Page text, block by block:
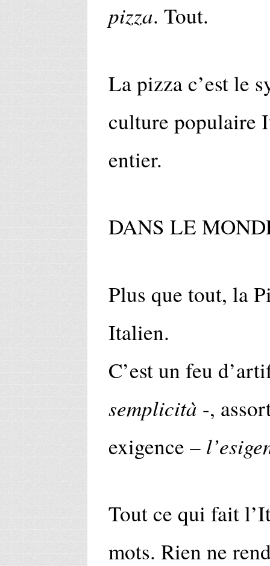
pizza. Tout.
La pizza c’est le
culture populaire
entier.
DANS LE
Plus que tout, la
Italien.
C’est un feu
semplicità -,
exigence –
Tout ce qui fait
mots. Rien ne